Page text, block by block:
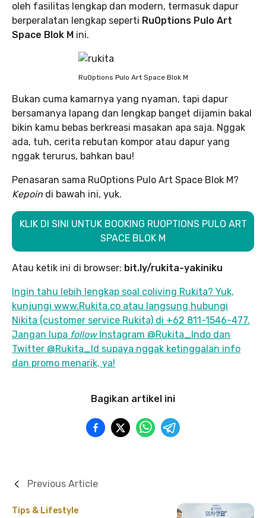
oleh fasilitas lengkap dan modern, termasuk dapur
berperalatan lengkap seperti RuOptions Pulo Art
Space Blok M ini.
RuOptions Pulo Art Space Blok M
Bukan cuma kamarnya yang nyaman, tapi dapur
bersamanya lapang dan lengkap banget dijamin bakal
bikin kamu bebas berkreasi masakan apa saja. Nggak
ada, tuh, cerita rebutan kompor atau dapur yang
nggak terurus, bahkan bau!
Penasaran sama RuOptions Pulo Art Space Blok M?
Kepoin di bawah ini, yuk.
KLIK DI SINI UNTUK BOOKING RUOPTIONS PULO ART
SPACE BLOK M
Atau ketik ini di browser: bit.ly/rukita-yakiniku
Ingin tahu lebih lengkap soal coliving Rukita? Yuk,
kunjungi www.Rukita.co atau langsung hubungi
Nikita (customer service Rukita) di +62 811-1546-477.
Jangan lupa followInstagram @Rukita_Indo dan
Twitter @Rukita_Id supaya nggak ketinggalan info
dan promo menarik, ya!
Bagikan artikel ini
Tips & Lifestyle
Previous Article